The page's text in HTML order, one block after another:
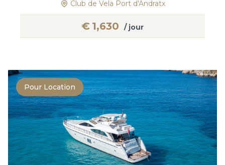
Club de Vela Port d'Andratx
€ 1,630 / jour
Pour Location